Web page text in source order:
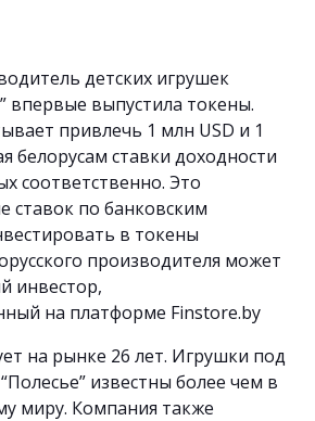
детских игрушек
впервые выпустила токены.
привлечь 1 млн USD и 1
белорусам ставки доходности
соответственно. Это
ставок по банковским
в токены
производителя может
инвестор,
на платформе Finstore.by
на рынке 26 лет. Игрушки под
известны более чем в
миру. Компания также